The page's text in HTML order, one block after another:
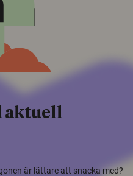
aktuell
är lättare att snacka med?